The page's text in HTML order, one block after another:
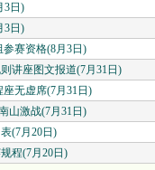
3日)
3日)
赛资格(8月3日)
讲座图文报道(7月31日)
无虚席(7月31日)
山激战(7月31日)
(7月20日)
程(7月20日)